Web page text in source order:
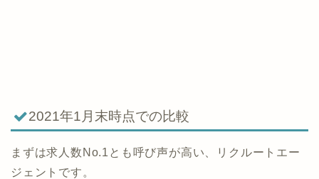
2021年1月末時点での比較
まずは求人数No.1とも呼び声が高い、リクルートエー
ジェントです。